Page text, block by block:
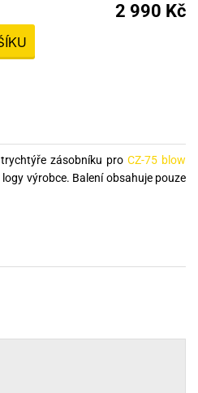
2 990 Kč
zásobníku pro CZ-75 blow
výrobce. Balení obsahuje pouze